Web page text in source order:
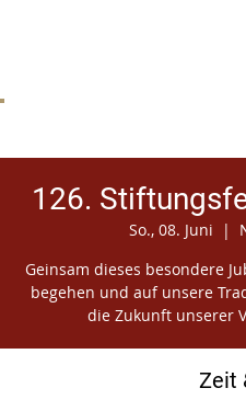
126.
So., 08. Juni
  |
Geinsam dieses besondere
begehen und auf unsere
die Zukunft unserer
Zeit